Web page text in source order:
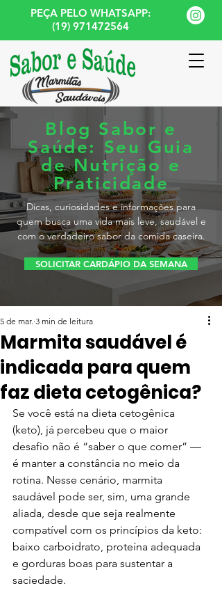
PEÇA PELO WHATSAPP:
(19) 971472564
Blog Sabor e
Saúde: Seu Guia
de Nutrição e
Praticidade
Dicas, curiosidades e informações para
quem busca uma vida mais leve, saudável e
com o verdadeiro sabor da comida caseira.
SOLICITAR CARDÁPIO DA SEMANA
Marmita saudável é
indicada para quem
faz dieta cetogênica?
5 de mar. 3 min de leitura
Se você está na dieta cetogênica
(keto), já percebeu que o maior
desafio não é “saber o que comer” —
é manter a constância no meio da
rotina. Nesse cenário, marmita
saudável pode ser, sim, uma grande
aliada, desde que seja realmente
compatível com os princípios da keto:
baixo carboidrato, proteína adequada
e gorduras boas para sustentar a
saciedade.